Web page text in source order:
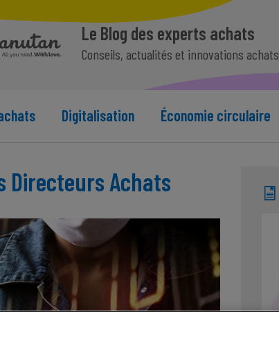
Le Blog des experts achats
Conseils, actualités et innovations achats
Digitalisation Économie circulaire
Directeurs Achats